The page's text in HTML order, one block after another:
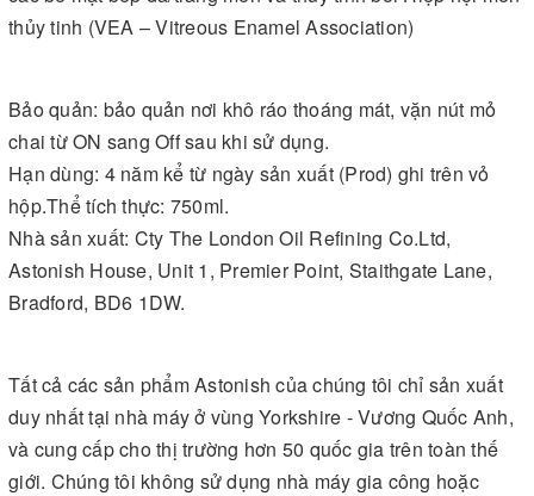
thủy tinh (VEA – Vitreous Enamel Association)
Bảo quản: bảo quản nơi khô ráo thoáng mát, vặn nút mỏ
chai từ ON sang Off sau khi sử dụng.
Hạn dùng: 4 năm kể từ ngày sản xuất (Prod) ghi trên vỏ
hộp.Thể tích thực: 750ml.
Nhà sản xuất: Cty The London Oil Refining Co.Ltd,
Astonish House, Unit 1, Premier Point, Staithgate Lane,
Bradford, BD6 1DW.
Tất cả các sản phẩm Astonish của chúng tôi chỉ sản xuất
duy nhất tại nhà máy ở vùng Yorkshire - Vương Quốc Anh,
và cung cấp cho thị trường hơn 50 quốc gia trên toàn thế
giới. Chúng tôi không sử dụng nhà máy gia công hoặc